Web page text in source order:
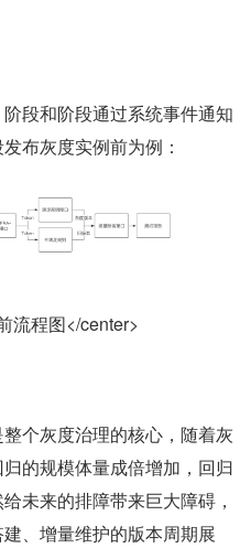
段和阶段通过系统事件通知
布灰度实例前为例：
流程图</center>
个灰度治理的核心，随着灰
的规模体量成倍增加，回归
未来的排障带来巨大障碍，
、增量维护的版本周期展